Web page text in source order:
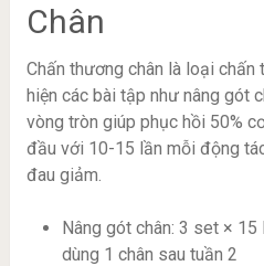
Chân
Chấn thương chân là loại
hiện các bài tập như nâng gót
vòng tròn giúp phục hồi 50%
đầu với 10-15 lần mỗi động
đau giảm.
Nâng gót chân: 3 set ×
dùng 1 chân sau tuần 2